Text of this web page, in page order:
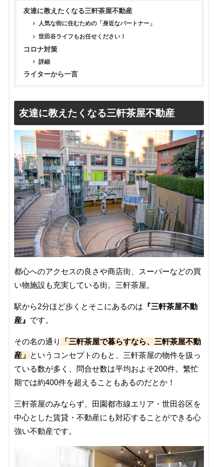
友達に教えたくなる三軒茶屋不動産
人気な街に住むための「身近なパートナー」
世田谷ライフもお任せください！
コロナ対策
詳細
ライターから一言
友達に教えたくなる三軒茶屋不動産
都心へのアクセスの良さや商店街、スーパーなどの買
い物施設も充実している街。三軒茶屋。
駅から2分ほど歩くとそこにあるのは 『三軒茶屋不動
産』 です。
その名の通り
「三軒茶屋で暮らすなら、三軒茶屋不動
産」 というコンセプトのもと、三軒茶屋の物件を扱っ
ている数が多く、問合せ数は平均およそ200件。繁忙
期では約400件を超えることもあるのだとか！
三軒茶屋のみならず、田園都市線エリア・世田谷区を
中心とした賃貸・不動産にも対応することができる心
強い不動産です。